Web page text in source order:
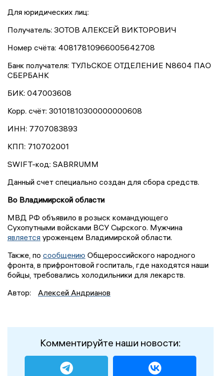
Для юридических лиц:
Получатель: ЗОТОВ АЛЕКСЕЙ ВИКТОРОВИЧ
Номер счёта: 40817810966005642708
Банк получателя: ТУЛЬСКОЕ ОТДЕЛЕНИЕ N8604 ПАО
СБЕРБАНК
БИК: 047003608
Корр. счёт: 30101810300000000608
ИНН: 7707083893
КПП: 710702001
SWIFT-код: SABRRUMM
Данный счет специально создан для сбора средств.
Во Владимирской области
МВД РФ объявило в розыск командующего
Сухопутными войсками ВСУ Сырского. Мужчина
является уроженцем Владимирской области.
Также, по сообщению Общероссийского народного
фронта, в прифронтовой госпиталь, где находятся наши
бойцы, требовались холодильники для лекарств.
Автор:
Алексей Андрианов
Комментируйте наши новости: